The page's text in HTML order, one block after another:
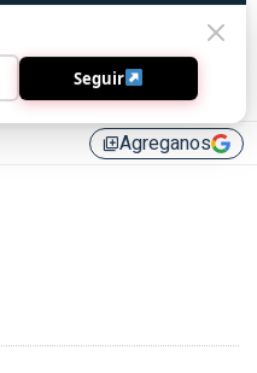
library_addAgreganos
Seguir